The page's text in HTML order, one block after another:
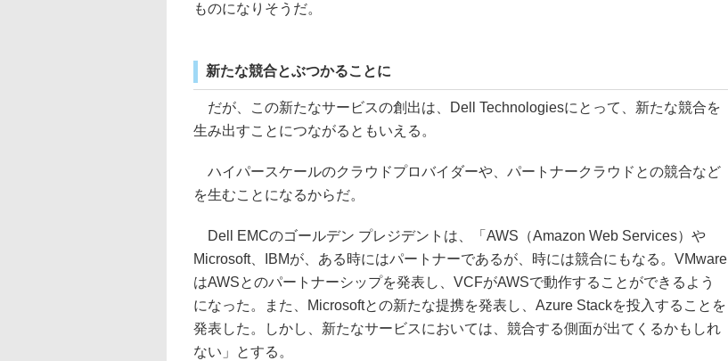
ものになりそうだ。
新たな競合とぶつかることに
だが、この新たなサービスの創出は、Dell Technologiesにとって、新たな競合を
生み出すことにつながるともいえる。
ハイパースケールのクラウドプロバイダーや、パートナークラウドとの競合など
を生むことになるからだ。
Dell EMCのゴールデン プレジデントは、「AWS（Amazon Web Services）や
Microsoft、IBMが、ある時にはパートナーであるが、時には競合にもなる。VMware
はAWSとのパートナーシップを発表し、VCFがAWSで動作することができるよう
になった。また、Microsoftとの新たな提携を発表し、Azure Stackを投入することを
発表した。しかし、新たなサービスにおいては、競合する側面が出てくるかもしれ
ない」とする。